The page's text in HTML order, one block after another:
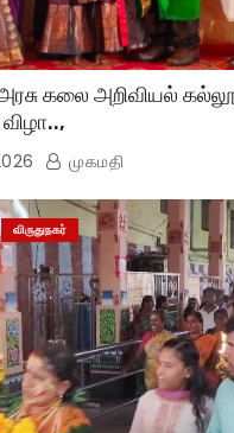
கலை அறிவியல்
விழா..,
முகமதி
விருதுநகர்